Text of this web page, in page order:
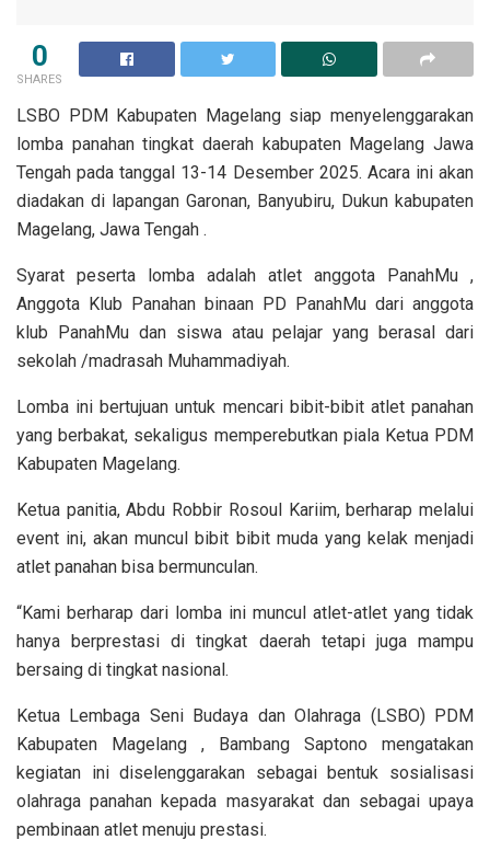
0
SHARES
LSBO PDM Kabupaten Magelang siap menyelenggarakan
lomba panahan tingkat daerah kabupaten Magelang Jawa
Tengah pada tanggal 13-14 Desember 2025. Acara ini akan
diadakan di lapangan Garonan, Banyubiru, Dukun kabupaten
Magelang, Jawa Tengah .
Syarat peserta lomba adalah atlet anggota PanahMu ,
Anggota Klub Panahan binaan PD PanahMu dari anggota
klub PanahMu dan siswa atau pelajar yang berasal dari
sekolah /madrasah Muhammadiyah.
Lomba ini bertujuan untuk mencari bibit-bibit atlet panahan
yang berbakat, sekaligus memperebutkan piala Ketua PDM
Kabupaten Magelang.
Ketua panitia, Abdu Robbir Rosoul Kariim, berharap melalui
event ini, akan muncul bibit bibit muda yang kelak menjadi
atlet panahan bisa bermunculan.
“Kami berharap dari lomba ini muncul atlet-atlet yang tidak
hanya berprestasi di tingkat daerah tetapi juga mampu
bersaing di tingkat nasional.
Ketua Lembaga Seni Budaya dan Olahraga (LSBO) PDM
Kabupaten Magelang , Bambang Saptono mengatakan
kegiatan ini diselenggarakan sebagai bentuk sosialisasi
olahraga panahan kepada masyarakat dan sebagai upaya
pembinaan atlet menuju prestasi.